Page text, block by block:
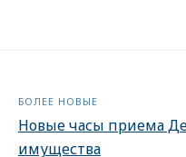
БОЛЕЕ НОВЫЕ
Новые часы приема
имущества